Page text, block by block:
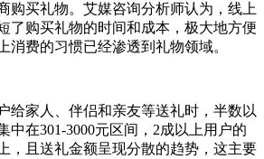
购买礼物。艾媒咨询分析师认为，线上
了购买礼物的时间和成本，极大地方便
消费的习惯已经渗透到礼物领域。
家人、伴侣和亲友等送礼时，半数以
中在301-3000元区间，2成以上用户的
，且送礼金额呈现分散的趋势，这主要